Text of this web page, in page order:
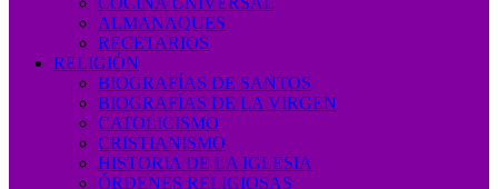
ALMANAQUES
RECETARIOS
RELIGIÓN
BIOGRAFÍAS DE SANTOS
BIOGRAFÍAS DE LA VIRGEN
CATOLICISMO
CRISTIANISMO
HISTORIA DE LA IGLESIA
ÓRDENES RELIGIOSAS